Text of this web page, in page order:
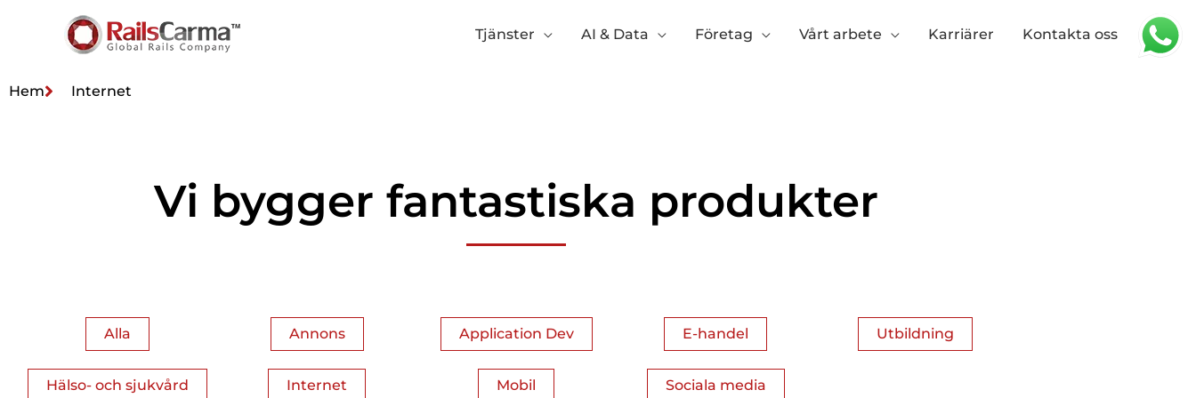
Tjänster AI & Data Företag Vårt arbete Karriärer Kontakta oss
Hem Internet
Vi bygger fantastiska produkter
Alla Annons Application Dev E-handel Utbildning
Hälso- och sjukvård Internet Mobil Sociala media